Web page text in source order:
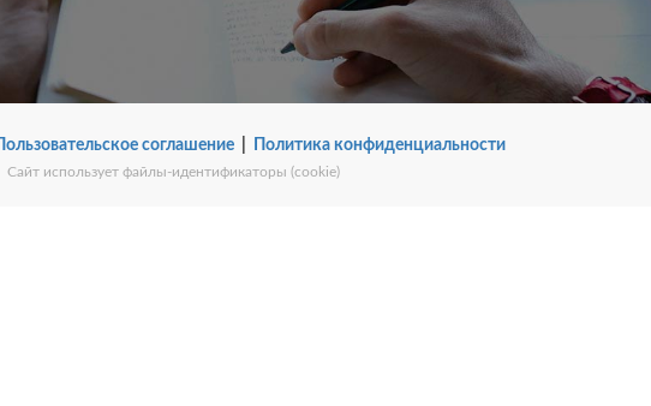
Пользовательское соглашение| Политика конфиденциальности
Сайт использует файлы-идентификаторы (cookie)